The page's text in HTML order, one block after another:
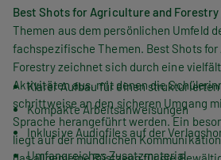
Best Shots for Agriculture and Forestry
Themen aus dem persönlichen Umfeld
fachspezifische Themen. Best Shots
Forestry zeichnet sich durch eine
Aktivitäten aus, mit denen die
schrittweise an den sicheren Umgang
Sprache herangeführt werden. Ein
liegt auf der mündlichen
Klarer Aufbau für einen
Kompakte Arbeitsanweisungen
Inklusive Audiofiles auf der
Umfangreiches Zusatzmaterial